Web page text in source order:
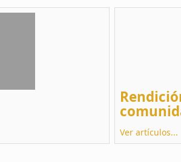
Ver artículos...